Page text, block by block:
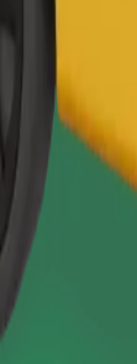
gedişlər